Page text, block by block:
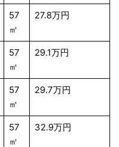
57
㎡
27.8万円
57
㎡
29.1万円
57
㎡
29.7万円
57
㎡
32.9万円